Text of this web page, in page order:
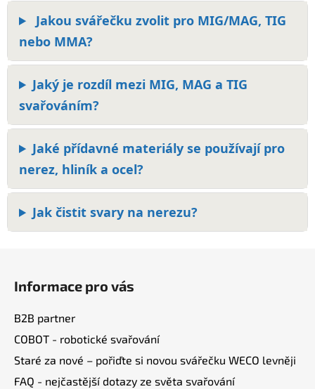
Jakou svářečku zvolit pro MIG/MAG, TIG
nebo MMA?
Jaký je rozdíl mezi MIG, MAG a TIG
svařováním?
Jaké přídavné materiály se používají pro
nerez, hliník a ocel?
Jak čistit svary na nerezu?
Informace pro vás
B2B partner
COBOT - robotické svařování
Staré za nové – pořiďte si novou svářečku WECO levněji
FAQ - nejčastější dotazy ze světa svařování